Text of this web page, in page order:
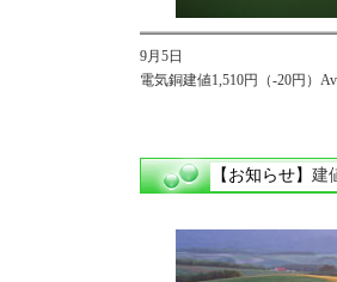
9月5日
電気銅建値1,510円（-20円）
【お知らせ】 建